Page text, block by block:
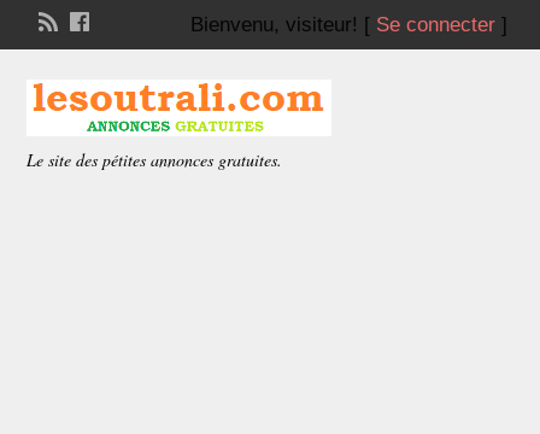
Bienvenu, visiteur! [ Se connecter]
Le site des pétites annonces gratuites.